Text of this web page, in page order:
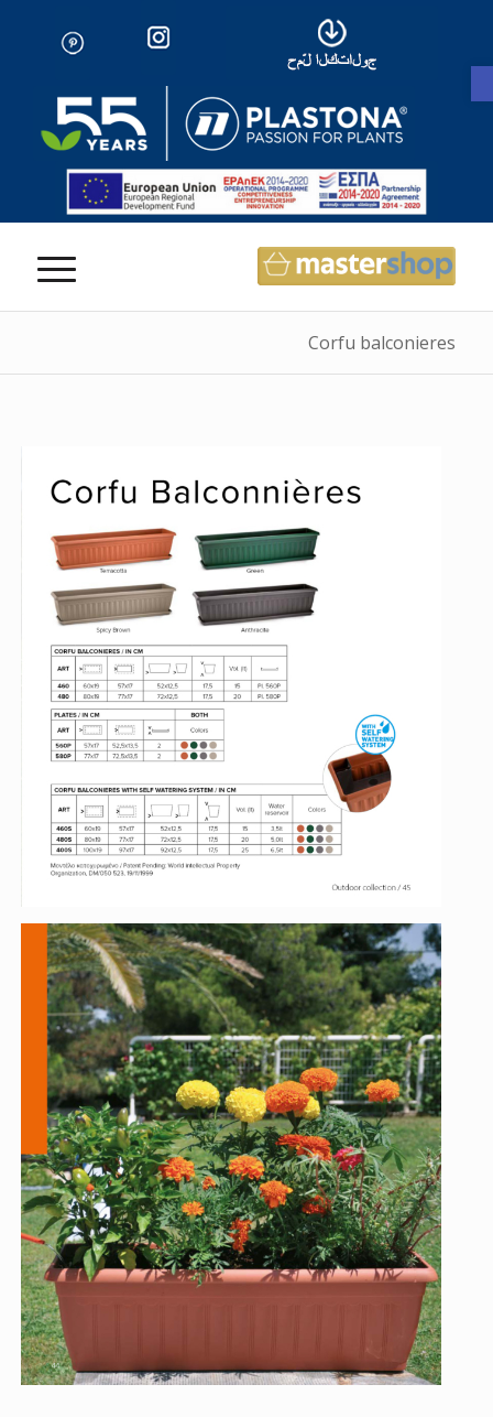
Open toolbar
Corfu balconieres